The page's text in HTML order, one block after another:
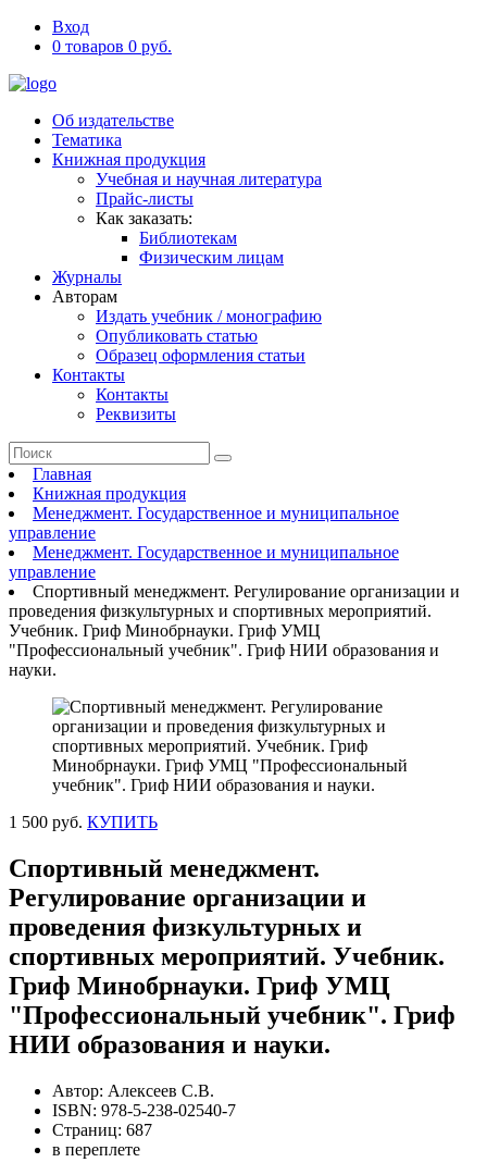
Вход
0 товаров 0 руб.
Об издательстве
Тематика
Книжная продукция
Учебная и научная литература
Прайс-листы
Как заказать:
Библиотекам
Физическим лицам
Журналы
Авторам
Издать учебник / монографию
Опубликовать статью
Образец оформления статьи
Контакты
Контакты
Реквизиты
Главная
Книжная продукция
Менеджмент. Государственное и муниципальное
управление
Менеджмент. Государственное и муниципальное
управление
Спортивный менеджмент. Регулирование организации и
проведения физкультурных и спортивных мероприятий.
Учебник. Гриф Минобрнауки. Гриф УМЦ
"Профессиональный учебник". Гриф НИИ образования и
науки.
1 500 руб. КУПИТЬ
Спортивный менеджмент.
Регулирование организации и
проведения физкультурных и
спортивных мероприятий. Учебник.
Гриф Минобрнауки. Гриф УМЦ
"Профессиональный учебник". Гриф
НИИ образования и науки.
Автор: Алексеев С.В.
ISBN: 978-5-238-02540-7
Страниц: 687
в переплете